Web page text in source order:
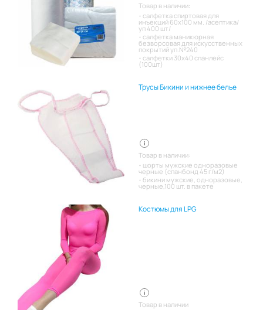
Товар в наличии:
салфетка спиртовая для
инъекций 60х100 мм. /асептика/
уп 400 шт/
салфетка маникюрная
безворсовая для искусственных
покрытий уп.№240
салфетки 30х40 спанлейс
(100шт)
Трусы Бикини и нижнее белье
Товар в наличии:
шорты мужские одноразовые
черные (спанбонд 45 г/м2)
бикини мужские, одноразовые,
черные,100 шт. в пакете
Костюмы для LPG
Товар в наличии